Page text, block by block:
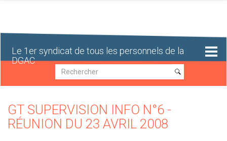
Le 1er syndicat de tous les personnels de la
DGAC
Recherche
Recherche
GT SUPERVISION INFO N°6 -
RÉUNION DU 23 AVRIL 2008